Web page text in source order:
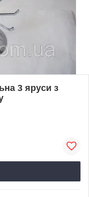
3 яруси з